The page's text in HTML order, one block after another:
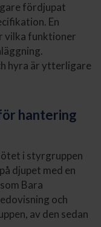
fördjupat
En
vilka funktioner
hyra är ytterligare
hantering
i styrgruppen
djupet med en
Bara
och
av den sedan